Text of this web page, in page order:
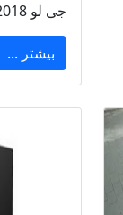
جی لو 2018
بیشتر ...